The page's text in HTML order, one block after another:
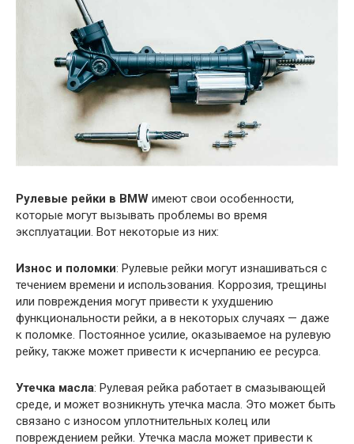
Рулевые рейки в BMW имеют свои особенности,
которые могут вызывать проблемы во время
эксплуатации. Вот некоторые из них:
Износ и поломки: Рулевые рейки могут изнашиваться с
течением времени и использования. Коррозия, трещины
или повреждения могут привести к ухудшению
функциональности рейки, а в некоторых случаях — даже
к поломке. Постоянное усилие, оказываемое на рулевую
рейку, также может привести к исчерпанию ее ресурса.
Утечка масла: Рулевая рейка работает в смазывающей
среде, и может возникнуть утечка масла. Это может быть
связано с износом уплотнительных колец или
повреждением рейки. Утечка масла может привести к